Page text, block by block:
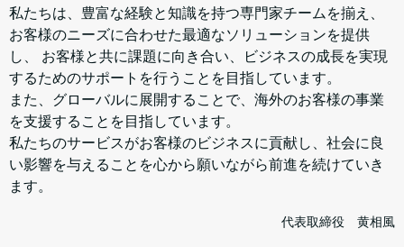
私たちは、豊富な経験と知識を持つ専門家チームを揃え、
お客様のニーズに合わせた最適なソリューションを提供
し、 お客様と共に課題に向き合い、ビジネスの成長を実現
するためのサポートを行うことを目指しています。
また、グローバルに展開することで、海外のお客様の事業
を支援することを目指しています。
私たちのサービスがお客様のビジネスに貢献し、社会に良
い影響を与えることを心から願いながら前進を続けていき
ます。
代表取締役 黄相風